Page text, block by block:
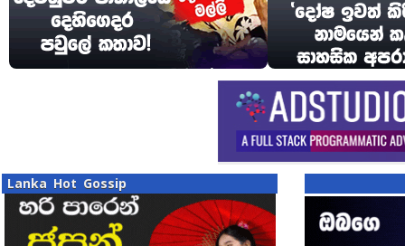
Lanka Hot Gossip